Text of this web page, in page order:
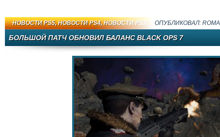
НОВОСТИ PS5,НОВОСТИ PS4,НОВОСТИ PS3 ОПУБЛИКОВАЛ:
БОЛЬШОЙ ПАТЧ ОБНОВИЛ БАЛАНС BLACK OPS 7